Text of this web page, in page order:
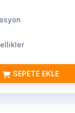
SEPETE EKLE